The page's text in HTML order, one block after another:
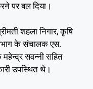
पर बल दिया।
शहला निगार, कृषि
के संचालक एस.
सवन्नी सहित
उपस्थित थे।